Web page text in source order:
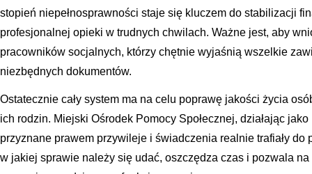
stopień niepełnosprawności staje się kluczem do stabilizacji
profesjonalnej opieki w trudnych chwilach. Ważne jest, aby
pracowników socjalnych, którzy chętnie wyjaśnią wszelkie
niezbędnych dokumentów.
Ostatecznie cały system ma na celu poprawę jakości życia
ich rodzin. Miejski Ośrodek Pomocy Społecznej, działając
przyznane prawem przywileje i świadczenia realnie trafiały do
w jakiej sprawie należy się udać, oszczędza czas i pozwala